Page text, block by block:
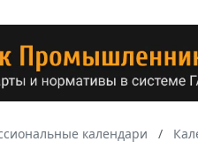
календари